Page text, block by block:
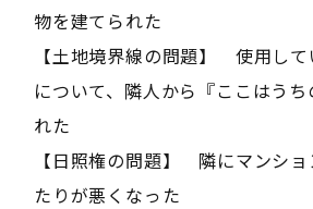
物を建てられた
【土地境界線の問題】 使用し
について、隣人から『ここはう
れた
【日照権の問題】 隣にマンショ
たりが悪くなった